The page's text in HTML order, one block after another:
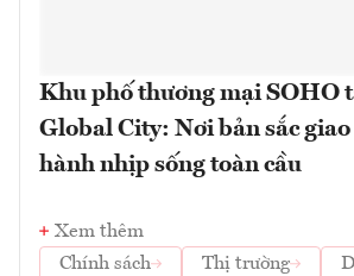
Khu phố thương mại SOHO
Global City: Nơi bản sắc
hành nhịp sống toàn cầu
Xem thêm
Chính sách
Thị trường